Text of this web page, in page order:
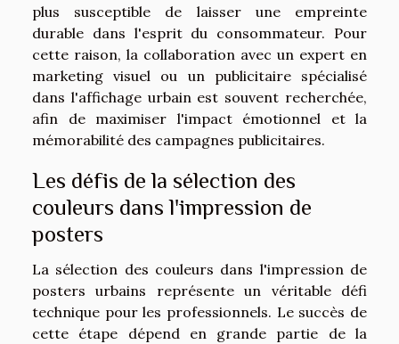
plus susceptible de laisser une empreinte
durable dans l'esprit du consommateur. Pour
cette raison, la collaboration avec un expert en
marketing visuel ou un publicitaire spécialisé
dans l'affichage urbain est souvent recherchée,
afin de maximiser l'impact émotionnel et la
mémorabilité des campagnes publicitaires.
Les défis de la sélection des
couleurs dans l'impression de
posters
La sélection des couleurs dans l'impression de
posters urbains représente un véritable défi
technique pour les professionnels. Le succès de
cette étape dépend en grande partie de la